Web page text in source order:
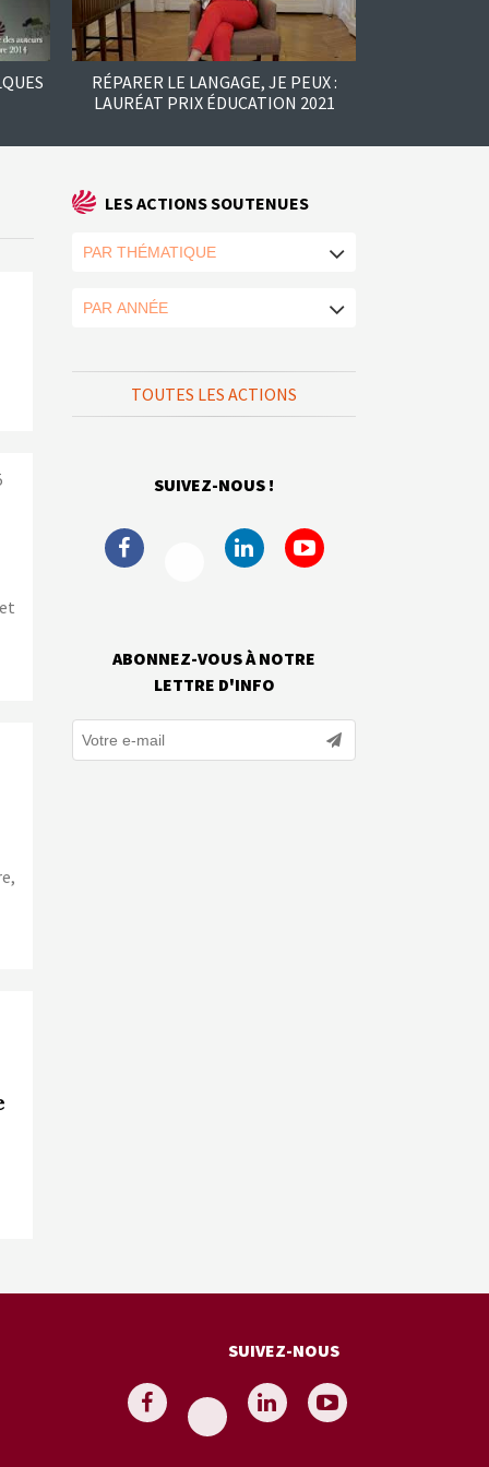
RÉPARER LE LANGAGE, JE PEUX :
LAURÉAT PRIX ÉDUCATION 2021
LES ACTIONS SOUTENUES
TOUTES LES ACTIONS
SUIVEZ-NOUS !
ABONNEZ-VOUS À NOTRE
LETTRE D'INFO
SUIVEZ-NOUS